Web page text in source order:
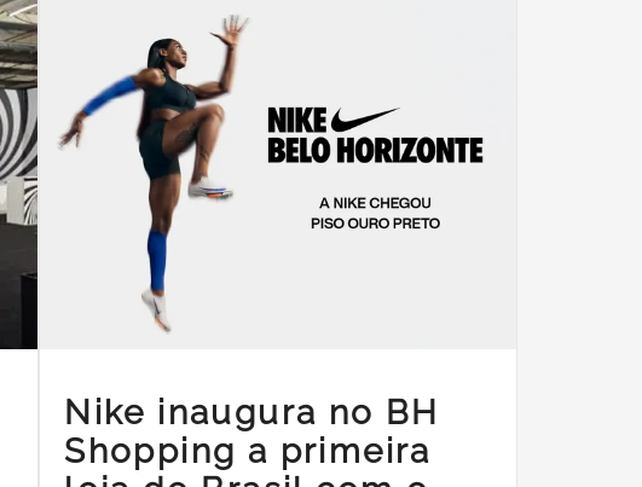
Nike inaugura no BH
Shopping a primeira